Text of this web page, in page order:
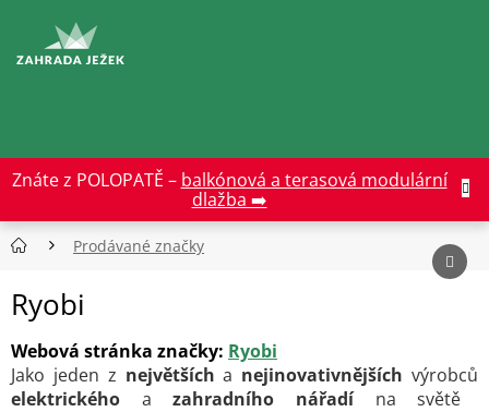
obsah
Znáte z POLOPATĚ – balkónová a terasová modulární
dlažba ➡️
Prodávané značky
Ryobi
Webová stránka značky: Ryobi
Jako jeden z největších a nejinovativnějších výrobců
elektrického azahradního nářadína světě